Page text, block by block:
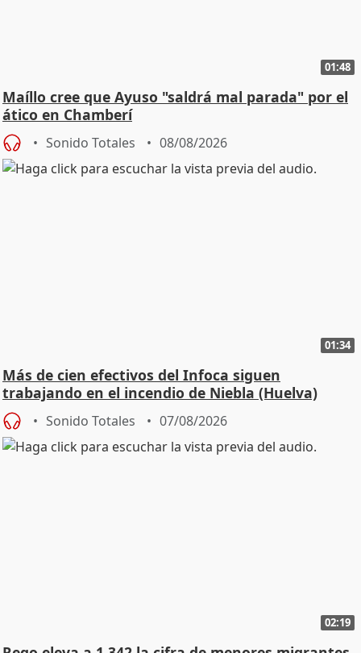
01:48
Maíllo cree que Ayuso "saldrá mal parada" por el
ático en Chamberí
Sonido Totales 08/08/2026
01:34
Más de cien efectivos del Infoca siguen
trabajando en el incendio de Niebla (Huelva)
Sonido Totales 07/08/2026
02:19